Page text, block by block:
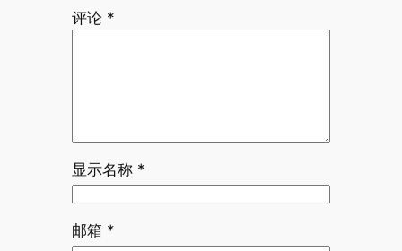
评论 *
显示名称 *
邮箱 *